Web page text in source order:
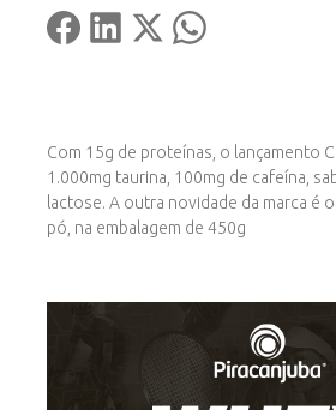
Com 15g de proteínas, o lançamento
1.000mg taurina, 100mg de cafeína,
lactose. A outra novidade da marca é
pó, na embalagem de 450g